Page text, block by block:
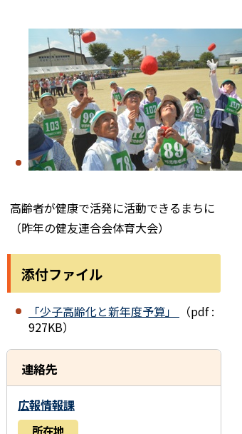
高齢者が健康で活発に活動できるまちに
（昨年の健友連合会体育大会）
添付ファイル
「少子高齢化と新年度予算」
（pdf :
927KB）
連絡先
広報情報課
所在地